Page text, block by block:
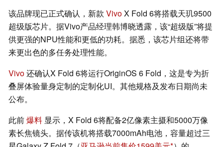
该品牌现已正式确认，新款 VivoX Fold 6将搭载天玑9500
超级版芯片。据Vivo产品经理韩博晓透露，该“超级版”将提
供更强的NPU性能和更低的功耗。据悉，该芯片组还将带
来更出色的多任务处理性能。
Vivo还确认X Fold 6将运行OriginOS 6 Fold，这是专为折
叠屏体验量身定制的定制化UI。其他规格及发布日期尚未
公布。
此前爆料 显示，X Fold 6将配备2亿像素主摄和5000万像
素长焦镜头。据传该机将搭载7000mAh电池，容量超过三